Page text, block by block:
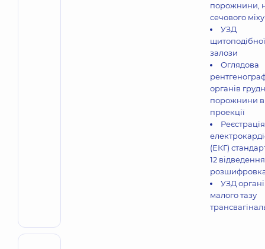
порожнини,
сечового
УЗД
щитоподібної
залози
Оглядова
органів
порожнини в
проекції
Реєстрація
(ЕКГ)
12
УЗД
малого тазу